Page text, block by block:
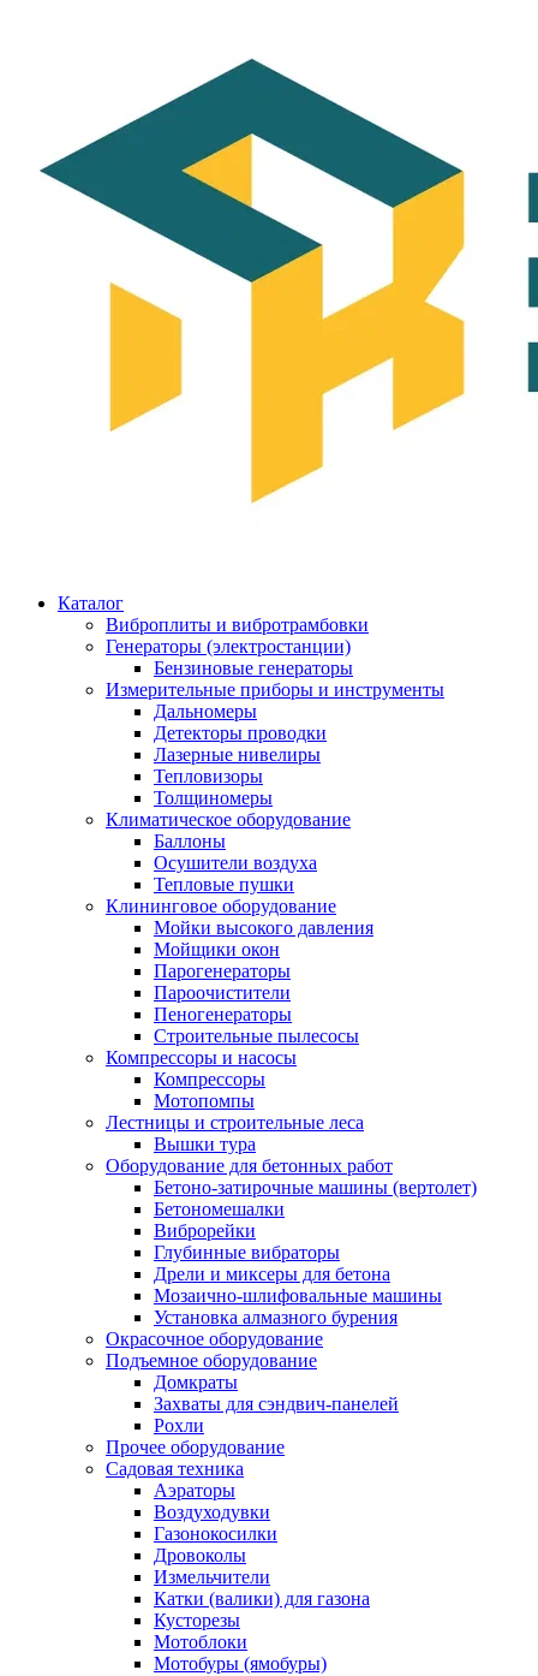
Каталог
Виброплиты и вибротрамбовки
Генераторы (электростанции)
Бензиновые генераторы
Измерительные приборы и инструменты
Дальномеры
Детекторы проводки
Лазерные нивелиры
Тепловизоры
Толщиномеры
Климатическое оборудование
Баллоны
Осушители воздуха
Тепловые пушки
Клининговое оборудование
Мойки высокого давления
Мойщики окон
Парогенераторы
Пароочистители
Пеногенераторы
Строительные пылесосы
Компрессоры и насосы
Компрессоры
Мотопомпы
Лестницы и строительные леса
Вышки тура
Оборудование для бетонных работ
Бетоно-затирочные машины (вертолет)
Бетономешалки
Виброрейки
Глубинные вибраторы
Дрели и миксеры для бетона
Мозаично-шлифовальные машины
Установка алмазного бурения
Окрасочное оборудование
Подъемное оборудование
Домкраты
Захваты для сэндвич-панелей
Рохли
Прочее оборудование
Садовая техника
Аэраторы
Воздуходувки
Газонокосилки
Дровоколы
Измельчители
Катки (валики) для газона
Кусторезы
Мотоблоки
Мотобуры (ямобуры)